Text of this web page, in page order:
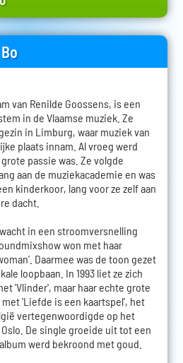
van Renilde Goossens, is een
in de Vlaamse muziek. Ze
in Limburg, waar muziek van
plaats innam. Al vroeg werd
passie was. Ze volgde
aan de muziekacademie en was
kinderkoor, lang voor ze zelf aan
dacht.
in een stroomversnelling
won met haar
Daarmee was de toon gezet
loopbaan. In 1993 liet ze zich
'Vlinder', maar haar echte grote
met 'Liefde is een kaartspel', het
vertegenwoordigde op het
De single groeide uit tot een
werd bekroond met goud.